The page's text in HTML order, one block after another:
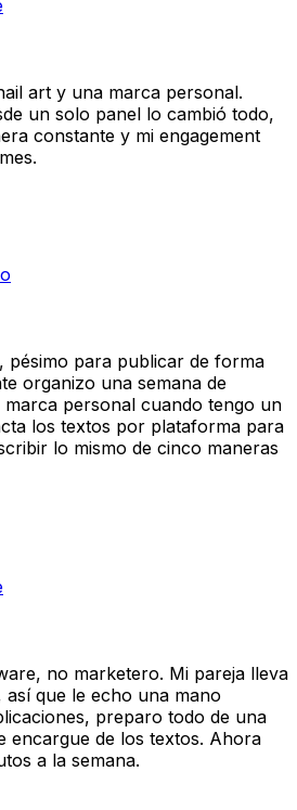
art y una marca personal.
un solo panel lo cambió todo,
constante y mi engagement
pésimo para publicar de forma
organizo una semana de
personal cuando tengo un
los textos por plataforma para
lo mismo de cinco maneras
no marketero. Mi pareja lleva
así que le echo una mano
preparo todo de una
encargue de los textos. Ahora
a la semana.